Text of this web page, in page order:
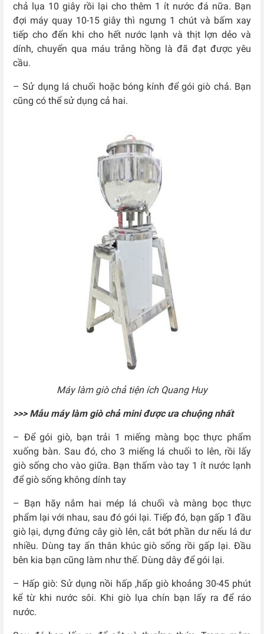
chả lụa 10 giây rồi lại cho thêm 1 ít nước đá nữa. Bạn
đợi máy quay 10-15 giây thì ngưng 1 chút và bấm xay
tiếp cho đến khi cho hết nước lạnh và thịt lợn dẻo và
dính, chuyển qua máu trắng hồng là đã đạt được yêu
cầu.
– Sử dụng lá chuối hoặc bóng kính để gói giò chả. Bạn
cũng có thể sử dụng cả hai.
Máy làm giò chả tiện ích Quang Huy
>>> Mẫu máy làm giò chả mini được ưa chuộng nhất
– Để gói giò, bạn trải 1 miếng màng bọc thực phẩm
xuống bàn. Sau đó, cho 3 miếng lá chuối to lên, rồi lấy
giò sống cho vào giữa. Bạn thấm vào tay 1 ít nước lạnh
để giò sống không dính tay
– Bạn hãy nắm hai mép lá chuối và màng bọc thực
phẩm lại với nhau, sau đó gói lại. Tiếp đó, bạn gấp 1 đầu
giò lại, dựng đứng cây giò lên, cắt bớt phần dư nếu lá dư
nhiều. Dùng tay ấn thân khúc giò sống rồi gấp lại. Đầu
bên kia bạn cũng làm như thế. Dùng dây để gói lại.
– Hấp giò: Sử dụng nồi hấp ,hấp giò khoảng 30-45 phút
kể từ khi nước sôi. Khi giò lụa chín bạn lấy ra để ráo
nước.